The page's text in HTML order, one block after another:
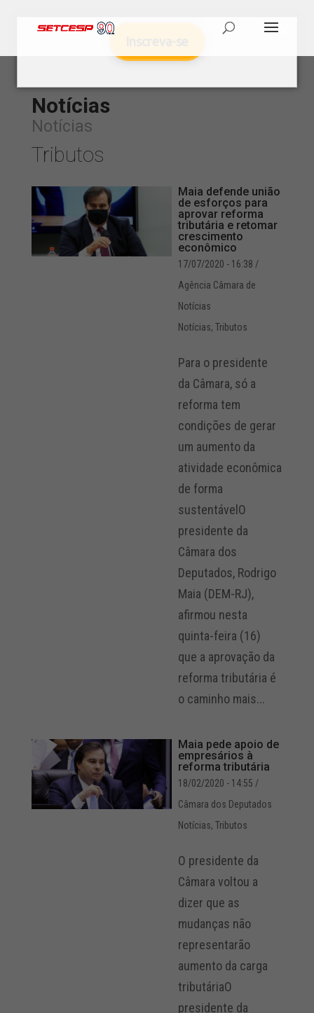
Notícias
Notícias
Tributos
Maia defende união
de esforços para
aprovar reforma
tributária e retomar
crescimento
econômico
17/07/2020 - 16:38 /
Agência Câmara de
Notícias
Notícias, Tributos
Para o presidente
da Câmara, só a
reforma tem
condições de gerar
um aumento da
atividade econômica
de forma
sustentávelO
presidente da
Câmara dos
Deputados, Rodrigo
Maia (DEM-RJ),
afirmou nesta
quinta-feira (16)
que a aprovação da
reforma tributária é
o caminho mais...
Maia pede apoio de
empresários à
reforma tributária
18/02/2020 - 14:55 /
Câmara dos Deputados
Notícias, Tributos
O presidente da
Câmara voltou a
dizer que as
mudanças não
representarão
aumento da carga
tributáriaO
presidente da